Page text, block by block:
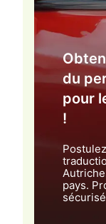
du
pour
!
pays.